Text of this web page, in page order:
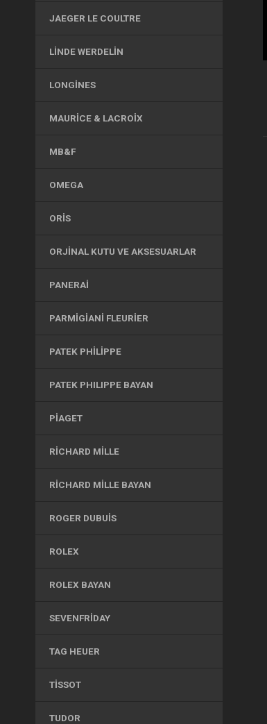
JAEGER LE COULTRE
LINDE WERDELIN
LONGINES
MAURICE & LACROIX
MB&F
OMEGA
ORIS
ORJINAL KUTU VE AKSESUARLAR
PANERAI
PARMIGIANI FLEURIER
PATEK PHILIPPE
PATEK PHILIPPE BAYAN
PIAGET
RICHARD MILLE
RICHARD MILLE BAYAN
ROGER DUBUIS
ROLEX
ROLEX BAYAN
SEVENFRIDAY
TAG HEUER
TISSOT
TUDOR